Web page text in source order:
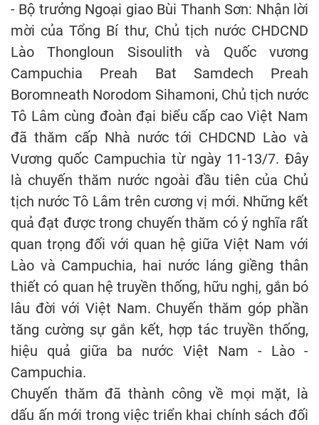
- Bộ trưởng Ngoại giao Bùi Thanh Sơn: Nhận lời
mời của Tổng Bí thư, Chủ tịch nước CHDCND
Lào Thongloun Sisoulith và Quốc vương
Campuchia Preah Bat Samdech Preah
Boromneath Norodom Sihamoni, Chủ tịch nước
Tô Lâm cùng đoàn đại biểu cấp cao Việt Nam
đã thăm cấp Nhà nước tới CHDCND Lào và
Vương quốc Campuchia từ ngày 11-13/7. Đây
là chuyến thăm nước ngoài đầu tiên của Chủ
tịch nước Tô Lâm trên cương vị mới. Những kết
quả đạt được trong chuyến thăm có ý nghĩa rất
quan trọng đối với quan hệ giữa Việt Nam với
Lào và Campuchia, hai nước láng giềng thân
thiết có quan hệ truyền thống, hữu nghị, gắn bó
lâu đời với Việt Nam. Chuyến thăm góp phần
tăng cường sự gắn kết, hợp tác truyền thống,
hiệu quả giữa ba nước Việt Nam - Lào -
Campuchia.
Chuyến thăm đã thành công về mọi mặt, là
dấu ấn mới trong việc triển khai chính sách đối